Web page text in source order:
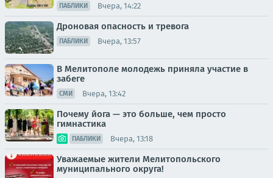
ПАБЛИКИ Вчера, 14:22
Дроновая опасность и тревога
ПАБЛИКИ Вчера, 13:57
В Мелитополе молодежь приняла участие в
забеге
СМИ Вчера, 13:42
Почему йога — это больше, чем просто
гимнастика
ПАБЛИКИ Вчера, 13:18
Уважаемые жители Мелитопольского
муниципального округа!